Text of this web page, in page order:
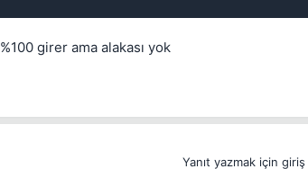
girer ama alakası yok
Yanıt yazmak için giriş